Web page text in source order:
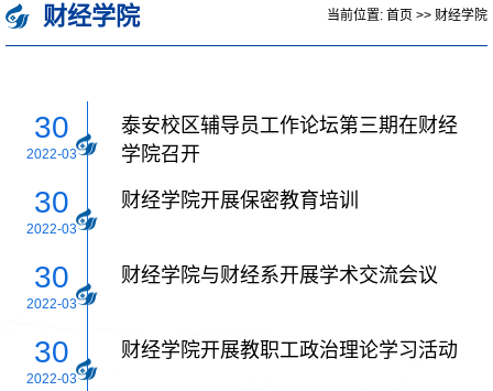
财经学院 当前位置: 首页 >> 财经学院
30
2022-03
泰安校区辅导员工作论坛第三期在财经
学院召开
30
2022-03
财经学院开展保密教育培训
30
2022-03
财经学院与财经系开展学术交流会议
30
2022-03
财经学院开展教职工政治理论学习活动